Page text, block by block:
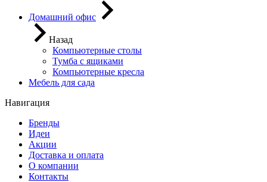
Домашний офис
Назад
Компьютерные столы
Тумба с ящиками
Компьютерные кресла
Мебель для сада
Навигация
Бренды
Идеи
Акции
Доставка и оплата
О компании
Контакты